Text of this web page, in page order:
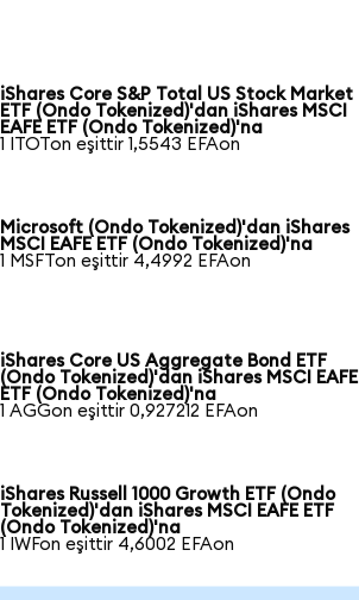
iShares Core S&P Total US Stock Market
ETF (Ondo Tokenized)'dan iShares MSCI
EAFE ETF (Ondo Tokenized)'na
1 ITOTon eşittir 1,5543 EFAon
Microsoft (Ondo Tokenized)'dan iShares
MSCI EAFE ETF (Ondo Tokenized)'na
1 MSFTon eşittir 4,4992 EFAon
iShares Core US Aggregate Bond ETF
(Ondo Tokenized)'dan iShares MSCI EAFE
ETF (Ondo Tokenized)'na
1 AGGon eşittir 0,927212 EFAon
iShares Russell 1000 Growth ETF (Ondo
Tokenized)'dan iShares MSCI EAFE ETF
(Ondo Tokenized)'na
1 IWFon eşittir 4,6002 EFAon